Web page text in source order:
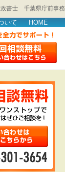
政書士 千葉県庁前事務
いて HOME